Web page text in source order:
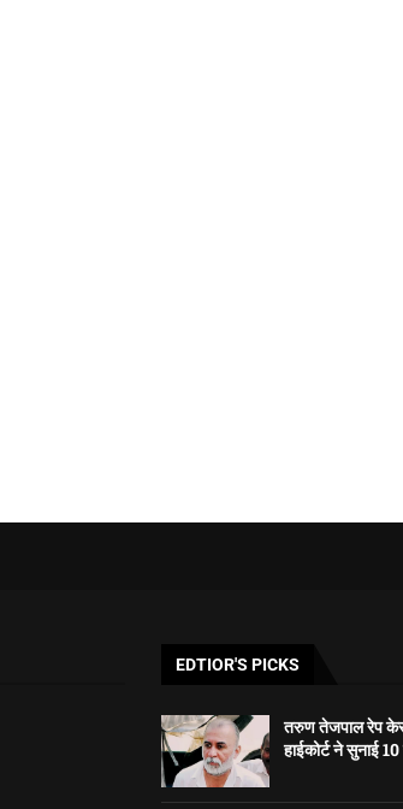
EDTIOR'S PICKS
तरुण तेजपाल रेप केस
हाईकोर्ट ने सुनाई